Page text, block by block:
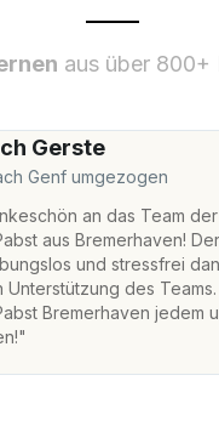
aus über 800+
Gerste
Genf umgezogen
an das Team der
aus Bremerhaven!
und stressfrei
des Teams.
Bremerhaven jedem